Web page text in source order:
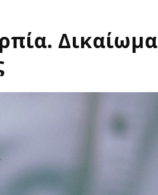
Δικαίωμα